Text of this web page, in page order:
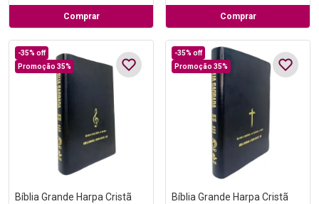
Comprar Comprar
-35% off
Promoção 35%
Bíblia Grande Harpa Cristã
-35% off
Promoção 35%
Bíblia Grande Harpa Cristã